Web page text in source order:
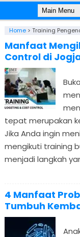
Home> Training
Manfaat
Control di
tepat merupakan
Jika Anda ingin
mengikuti training
menjadi langkah
4 Manfaat
Tumbuh